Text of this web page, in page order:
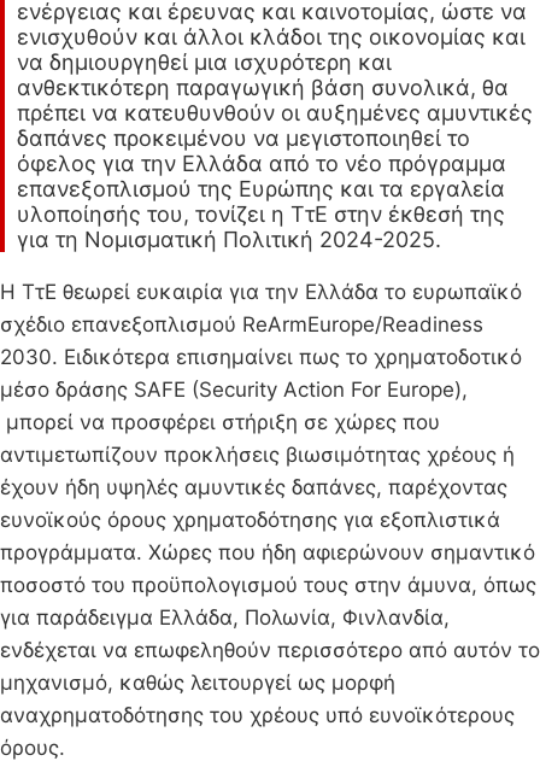
ενέργειας και έρευνας και καινοτομίας, ώστε να
ενισχυθούν και άλλοι κλάδοι της οικονομίας και
να δημιουργηθεί μια ισχυρότερη και
ανθεκτικότερη παραγωγική βάση συνολικά, θα
πρέπει να κατευθυνθούν οι αυξημένες αμυντικές
δαπάνες προκειμένου να μεγιστοποιηθεί το
όφελος για την Ελλάδα από το νέο πρόγραμμα
επανεξοπλισμού της Ευρώπης και τα εργαλεία
υλοποίησής του, τονίζει η ΤτΕ στην έκθεσή της
για τη Νομισματική Πολιτική 2024-2025.
Η ΤτΕ θεωρεί ευκαιρία για την Ελλάδα το ευρωπαϊκό
σχέδιο επανεξοπλισμού ReArmEurope/Readiness
2030. Ειδικότερα επισημαίνει πως το χρηματοδοτικό
μέσο δράσης SAFE (Security Action For Europe),
μπορεί να προσφέρει στήριξη σε χώρες που
αντιμετωπίζουν προκλήσεις βιωσιμότητας χρέους ή
έχουν ήδη υψηλές αμυντικές δαπάνες, παρέχοντας
ευνοϊκούς όρους χρηματοδότησης για εξοπλιστικά
προγράμματα. Χώρες που ήδη αφιερώνουν σημαντικό
ποσοστό του προϋπολογισμού τους στην άμυνα, όπως
για παράδειγμα Ελλάδα, Πολωνία, Φινλανδία,
ενδέχεται να επωφεληθούν περισσότερο από αυτόν το
μηχανισμό, καθώς λειτουργεί ως μορφή
αναχρηματοδότησης του χρέους υπό ευνοϊκότερους
όρους.